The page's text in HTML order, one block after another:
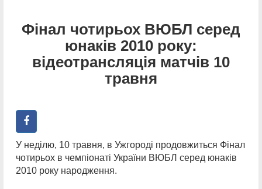
Фінал чотирьох ВЮБЛ серед
юнаків 2010 року:
відеотрансляція матчів 10
травня
У неділю, 10 травня, в Ужгороді продовжиться Фінал
чотирьох в чемпіонаті України ВЮБЛ серед юнаків
2010 року народження.